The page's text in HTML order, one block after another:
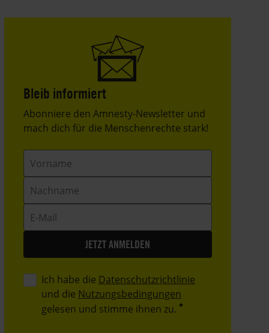
Bleib informiert
Header
Text
Abonniere den Amnesty-Newsletter und
mach dich für die Menschenrechte stark!
Mail
Ich habe die Datenschutzrichtlinie
und die Nutzungsbedingungen
gelesen und stimme ihnen zu.